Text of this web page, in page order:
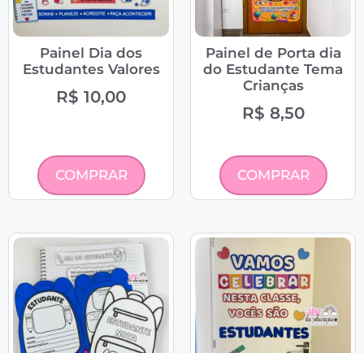
Painel Dia dos
Estudantes Valores
R$ 10,00
COMPRAR
Painel de Porta dia
do Estudante Tema
Crianças
R$ 8,50
COMPRAR